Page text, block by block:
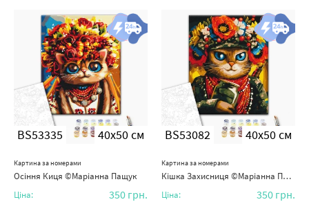
BS53335 40x50 см
Картина за номерами
Осіння Киця ©Маріанна Пащук
Ціна: 350 грн.
BS53082 40x50 см
Картина за номерами
Кішка Захисниця ©Маріанна Пащук
Ціна: 350 грн.